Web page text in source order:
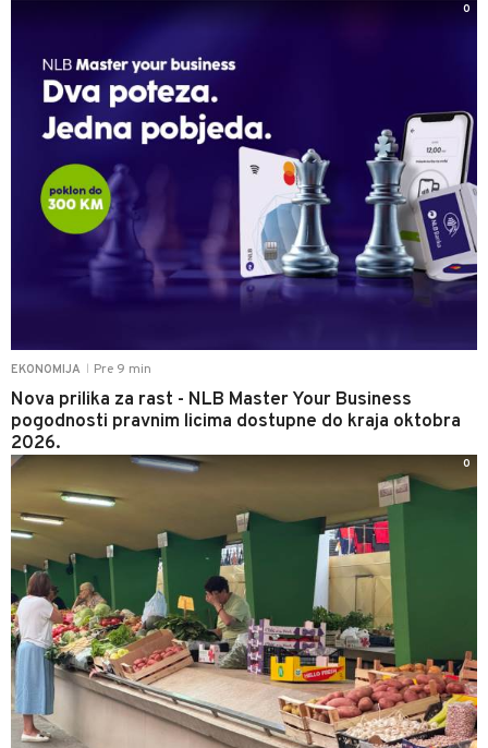
EKONOMIJA Pre 9 min
Nova prilika za rast - NLB Master Your Business
pogodnosti pravnim licima dostupne do kraja oktobra
2026.
0
0